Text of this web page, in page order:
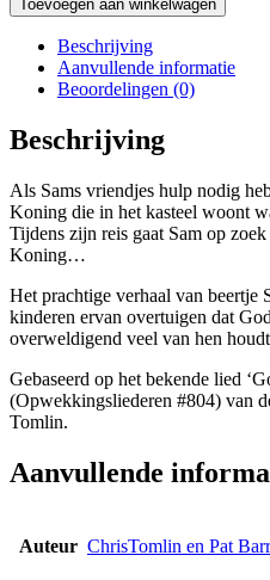
Toevoegen aan winkelwagen
Beschrijving
Aanvullende informatie
Beoordelingen (0)
Beschrijving
Als Sams vriendjes hulp nodig
Koning die in het kasteel woont
Tijdens zijn reis gaat Sam op
Koning…
Het prachtige verhaal van beertje
kinderen ervan overtuigen dat
overweldigend veel van hen
Gebaseerd op het bekende lied
(Opwekkingsliederen #804) van
Tomlin.
Aanvullende
Auteur ChrisTomlin en Pat